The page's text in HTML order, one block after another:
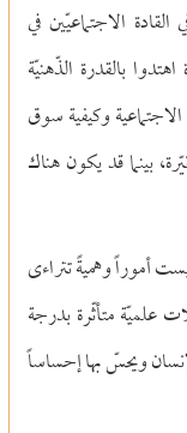
الاجتماعيّين في
بالقدرة الذّهنيّة
وكيفية سوق
بينما قد يكون هناك
أموراً وهميةً تتراءى
علميّة متأثّرة بدرجة
ويحسّ بها إحساساً